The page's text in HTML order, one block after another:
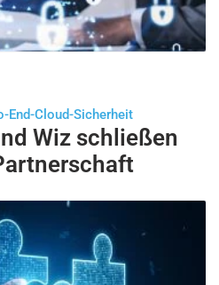
End-Cloud-Sicherheit
Wiz schließen